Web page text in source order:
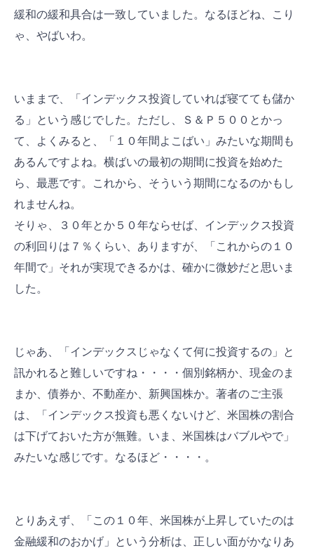
緩和の緩和具合は一致していました。なるほどね、こり
ゃ、やばいわ。
いままで、「インデックス投資していれば寝てても儲か
る」という感じでした。ただし、Ｓ＆Ｐ５００とかっ
て、よくみると、「１０年間よこばい」みたいな期間も
あるんですよね。横ばいの最初の期間に投資を始めた
ら、最悪です。これから、そういう期間になるのかもし
れませんね。
そりゃ、３０年とか５０年ならせば、インデックス投資
の利回りは７％くらい、ありますが、「これからの１０
年間で」それが実現できるかは、確かに微妙だと思いま
した。
じゃあ、「インデックスじゃなくて何に投資するの」と
訊かれると難しいですね・・・・個別銘柄か、現金のま
まか、債券か、不動産か、新興国株か。著者のご主張
は、「インデックス投資も悪くないけど、米国株の割合
は下げておいた方が無難。いま、米国株はバブルやで」
みたいな感じです。なるほど・・・・。
とりあえず、「この１０年、米国株が上昇していたのは
金融緩和のおかげ」という分析は、正しい面がかなりあ